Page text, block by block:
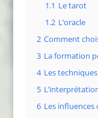
1.1 Le tarot
1.2 L’oracle
2 Comment
3 La formation
4 Les
5
6 Les influences